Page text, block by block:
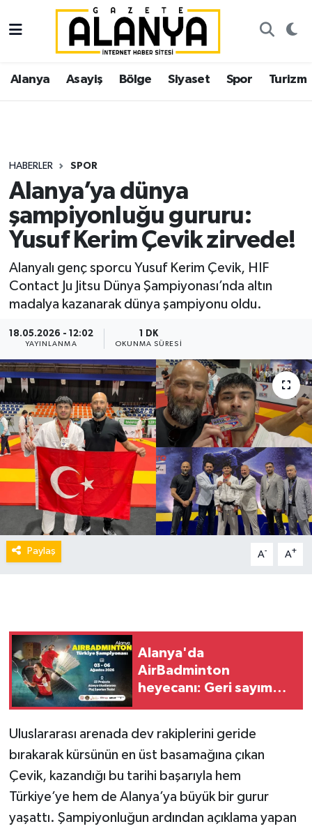
Alanya Asayiş Bölge Siyaset Spor Turizm
HABERLER SPOR
Alanya’ya dünya
şampiyonluğu gururu:
Yusuf Kerim Çevik zirvede!
Alanyalı genç sporcu Yusuf Kerim Çevik, HIF
Contact Ju Jitsu Dünya Şampiyonası’nda altın
madalya kazanarak dünya şampiyonu oldu.
18.05.2026 - 12:02
YAYINLANMA
1 DK
OKUNMA SÜRESI
Paylaş A- A+
Alanya'da
AirBadminton
heyecanı: Geri sayım
Uluslararası arenada dev rakiplerini geride
bırakarak kürsünün en üst basamağına çıkan
Çevik, kazandığı bu tarihi başarıyla hem
Türkiye’ye hem de Alanya’ya büyük bir gurur
yaşattı. Şampiyonluğun ardından açıklama yapan
Alanya
Asayiş
Siyaset
Spor
Turizm
Ekonomi
Gazipaşa
İstanbul Nöbetçi Eczaneler
İstanbul Hava Durumu
Süper Lig Puan Durumu ve Fikstür
Tüm Manşetler
Son Dakika Haberleri
Haber Arşivi